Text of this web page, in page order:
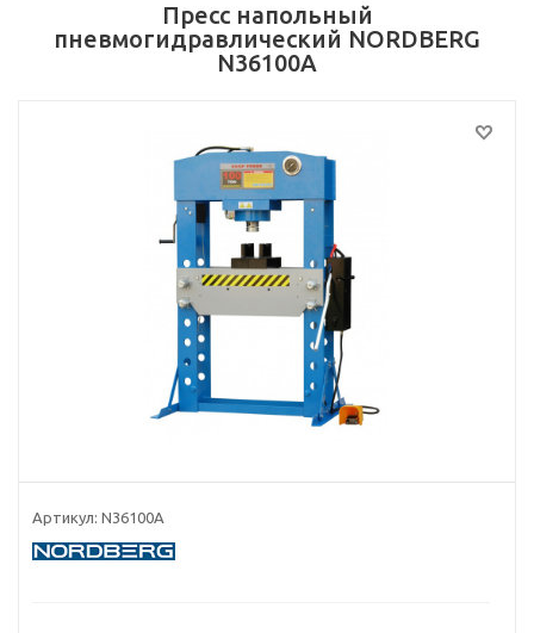
Пресс напольный
пневмогидравлический NORDBERG
N36100A
Артикул: N36100A